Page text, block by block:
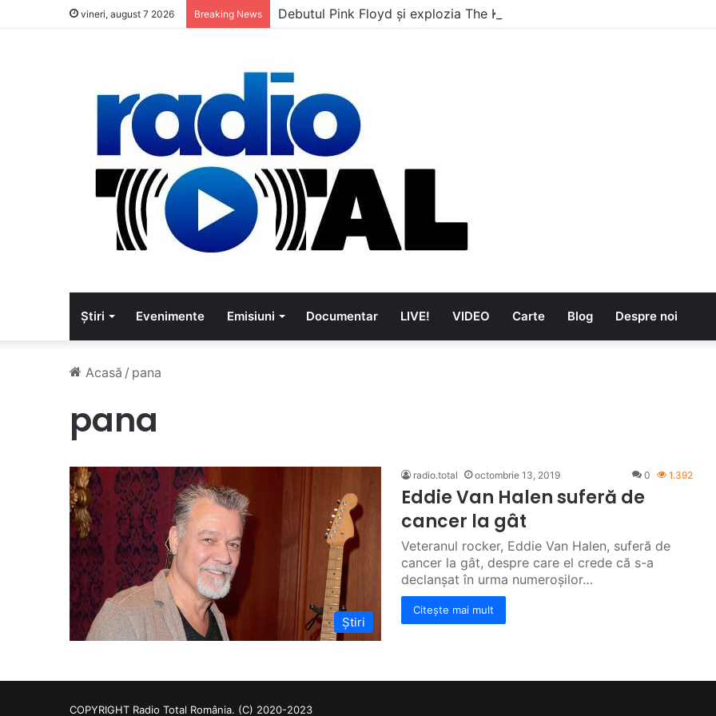
vineri, august 7 2026 Breaking News Debutul Pink Floyd și explozia The Kinks
Știri Evenimente Emisiuni Documentar LIVE! VIDEO Carte Blog Despre noi
Acasă / pana
pana
Știri
radio.total octombrie 13, 2019 0 1.392
Eddie Van Halen suferă de
cancer la gât
Veteranul rocker, Eddie Van Halen, suferă de
cancer la gât, despre care el crede că s-a
declanșat în urma numeroșilor…
Citește mai mult
COPYRIGHT Radio Total România. (C) 2020-2023